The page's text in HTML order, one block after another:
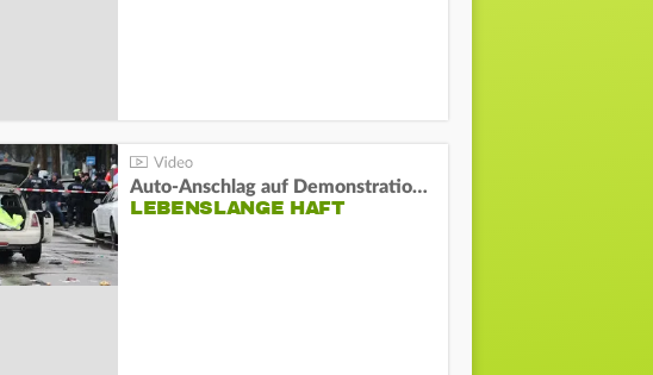
Auto-Anschlag auf Demonstration in München:
LEBENSLANGE HAFT